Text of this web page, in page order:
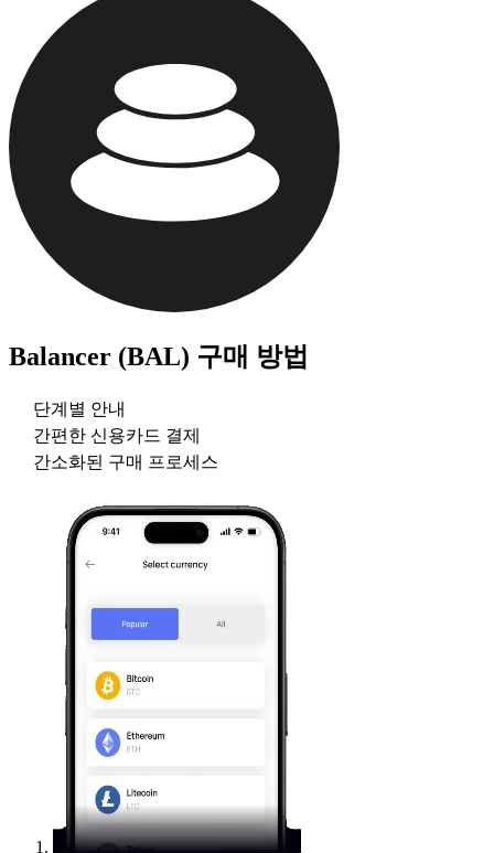
Balancer (BAL) 구매 방법
단계별 안내
간편한 신용카드 결제
간소화된 구매 프로세스